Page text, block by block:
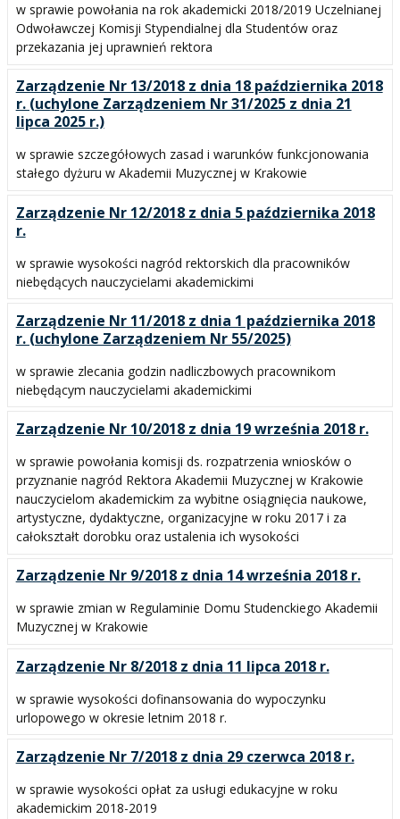
w sprawie powołania na rok akademicki 2018/2019 Uczelnianej
Odwoławczej Komisji Stypendialnej dla Studentów oraz
przekazania jej uprawnień rektora
Zarządzenie Nr 13/2018 z dnia 18 października 2018
r. (uchylone Zarządzeniem Nr 31/2025 z dnia 21
lipca 2025 r.)
w sprawie szczegółowych zasad i warunków funkcjonowania
stałego dyżuru w Akademii Muzycznej w Krakowie
Zarządzenie Nr 12/2018 z dnia 5 października 2018
r.
w sprawie wysokości nagród rektorskich dla pracowników
niebędących nauczycielami akademickimi
Zarządzenie Nr 11/2018 z dnia 1 października 2018
r. (uchylone Zarządzeniem Nr 55/2025)
w sprawie zlecania godzin nadliczbowych pracownikom
niebędącym nauczycielami akademickimi
Zarządzenie Nr 10/2018 z dnia 19 września 2018 r.
w sprawie powołania komisji ds. rozpatrzenia wniosków o
przyznanie nagród Rektora Akademii Muzycznej w Krakowie
nauczycielom akademickim za wybitne osiągnięcia naukowe,
artystyczne, dydaktyczne, organizacyjne w roku 2017 i za
całokształt dorobku oraz ustalenia ich wysokości
Zarządzenie Nr 9/2018 z dnia 14 września 2018 r.
w sprawie zmian w Regulaminie Domu Studenckiego Akademii
Muzycznej w Krakowie
Zarządzenie Nr 8/2018 z dnia 11 lipca 2018 r.
w sprawie wysokości dofinansowania do wypoczynku
urlopowego w okresie letnim 2018 r.
Zarządzenie Nr 7/2018 z dnia 29 czerwca 2018 r.
w sprawie wysokości opłat za usługi edukacyjne w roku
akademickim 2018-2019